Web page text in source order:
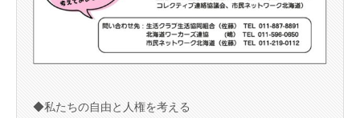
◆私たちの自由と人権を考える